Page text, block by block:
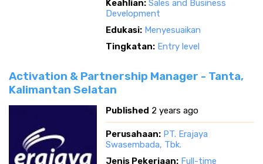
Keahlian: Sales and Business
Development
Edukasi: Menyesuaikan
Tingkatan: Entry level
Activation & Partnership Manager - Tanta,
Kalimantan Selatan
Published 2 years ago
Perusahaan: PT. Erajaya
Swasembada, Tbk.
Jenis Pekerjaan: Full-time